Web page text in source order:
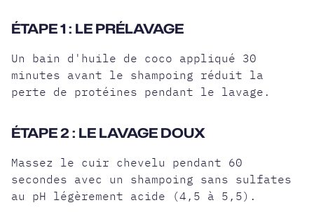
ÉTAPE 1 : LE PRÉLAVAGE
Un bain d'huile de coco appliqué 30
minutes avant le shampoing réduit la
perte de protéines pendant le lavage.
ÉTAPE 2 : LE LAVAGE DOUX
Massez le cuir chevelu pendant 60
secondes avec un shampoing sans sulfates
au pH légèrement acide (4,5 à 5,5).